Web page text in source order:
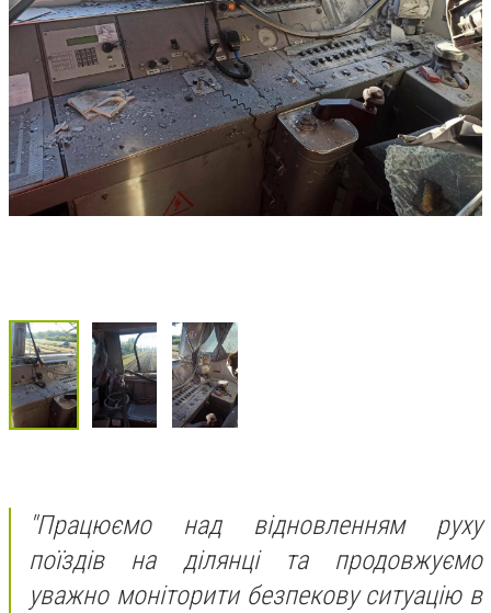
"Працюємо над відновленням руху
поїздів на ділянці та продовжуємо
уважно моніторити безпекову ситуацію в